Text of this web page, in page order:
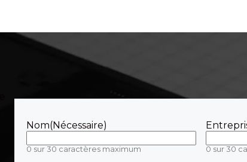
Nom(Nécessaire)
0 sur 30 caractères maximum 0 sur 30